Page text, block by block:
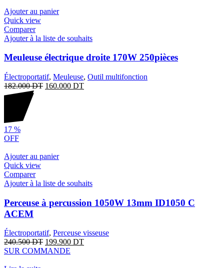
Ajouter au panier
Quick view
Comparer
Ajouter à la liste de souhaits
Meuleuse électrique droite 170W 250pièces
Électroportatif, Meuleuse, Outil multifonction
182.000DT 160.000 DT
17 %
OFF
Ajouter au panier
Quick view
Comparer
Ajouter à la liste de souhaits
Perceuse à percussion 1050W 13mm ID1050 C
ACEM
Électroportatif, Perceuse visseuse
240.500DT 199.900 DT
SUR COMMANDE